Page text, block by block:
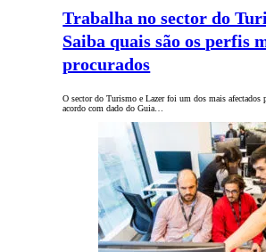
Trabalha no sector do
Saiba quais são os perfis
procurados
O sector do Turismo e Lazer foi um dos mais afectados
acordo com dado do Guia…